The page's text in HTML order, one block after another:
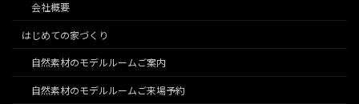
会社概要
はじめての家づくり
自然素材のモデルルームご案内
自然素材のモデルルームご来場予約